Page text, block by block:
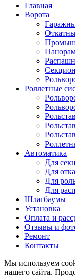
Главная
Ворота
Роллетные
Автоматика
Для
Для
Для
Для
Шлагбаумы
Установка
Оплата и
Отзывы и
Ремонт
Контакты
Мы используем
нашего сайта.